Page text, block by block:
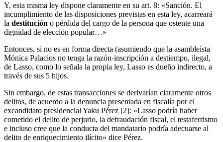
Y, esta misma ley dispone claramente en su art. 8: «Sanción. El
incumplimiento de las disposiciones previstas en esta ley, acarreará
la destitución o pérdida del cargo de la persona que ostente una
dignidad de elección popular…»
Entonces, si no es en forma directa (asumiendo que la asambleísta
Mónica Palacios no tenga la razón-inscripción a destiempo, ilegal,
de Lasso, como lo señala la propia ley, Lasso es dueño indirecto, a
través de sus 5 hijos.
Sin embargo, de estas transacciones se derivarían claramente otros
delitos, de acuerdo a la denuncia presentada en fiscalía por el
excandidato presidencial Yaku Pérez [2]: «Lasso podría haber
cometido el delito de perjurio, la defraudación fiscal, el testaferrismo
e incluso cree que la conducta del mandatario podría adecuarse al
delito de enriquecimiento ilícito» dice Pérez.